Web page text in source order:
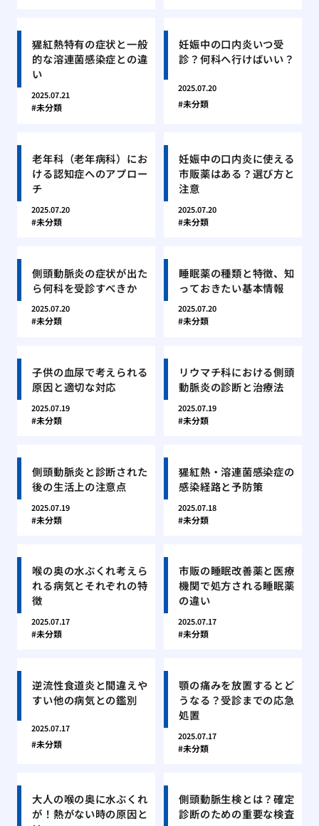
猩紅熱特有の症状と一般
的な溶連菌感染症との違
い
2025.07.21
未分類
妊娠中の口内炎いつ受
診？何科へ行けばいい？
2025.07.20
未分類
老年科（老年病科）にお
ける認知症へのアプロー
チ
2025.07.20
未分類
妊娠中の口内炎に使える
市販薬はある？選び方と
注意
2025.07.20
未分類
側頭動脈炎の症状が出た
ら何科を受診すべきか
2025.07.20
未分類
睡眠薬の種類と特徴、知
っておきたい基本情報
2025.07.20
未分類
子供の血尿で考えられる
原因と適切な対応
2025.07.19
未分類
リウマチ科における側頭
動脈炎の診断と治療法
2025.07.19
未分類
側頭動脈炎と診断された
後の生活上の注意点
2025.07.19
未分類
猩紅熱・溶連菌感染症の
感染経路と予防策
2025.07.18
未分類
喉の奥の水ぶくれ考えら
れる病気とそれぞれの特
徴
2025.07.17
未分類
市販の睡眠改善薬と医療
機関で処方される睡眠薬
の違い
2025.07.17
未分類
逆流性食道炎と間違えや
すい他の病気との鑑別
2025.07.17
未分類
顎の痛みを放置するとど
うなる？受診までの応急
処置
2025.07.17
未分類
大人の喉の奥に水ぶくれ
が！熱がない時の原因と
側頭動脈生検とは？確定
診断のための重要な検査